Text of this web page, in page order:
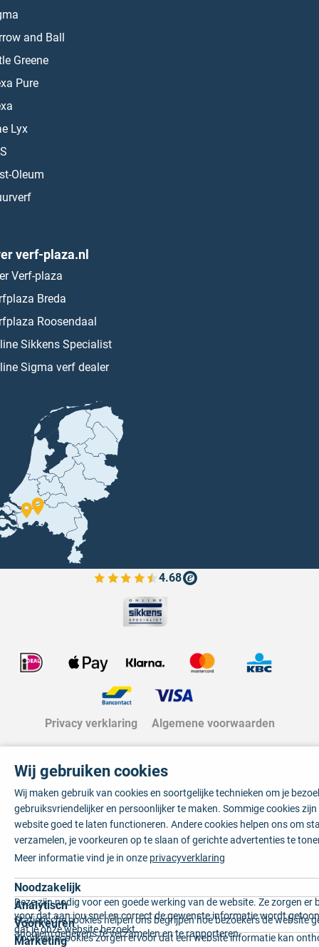
and Ball
Greene
Pure
Lyx
Oleum
verf-plaza.nl
Verf-plaza
Breda
Roosendaal
Sikkens Specialist
Sigma verf dealer
4.68
Bekijk de verfplaza beoordelingen
Privacy verklaring Algemene voorwaarden
Wij gebruiken cookies
Wij maken gebruik van cookies en soortgelijke technieken om je
gebruiksvriendelijker en persoonlijker te maken. Sommige cookies
website goed te laten functioneren. Andere cookies helpen ons om
verzamelen, je voorkeuren op te slaan of gerichte advertenties te
Meer informatie vind je in onze privacyverklaring
Noodzakelijk
Deze zijn nodig voor een goede werking van de website. Ze zorgen er
voor dat aan jou snel en correct de gewenste informatie wordt
dat je onze website bezoekt.
Analytisch
Statistische cookies helpen ons begrijpen hoe bezoekers de website
anoniem gegevens te verzamelen en te rapporteren.
Voorkeuren
Voorkeurscookies zorgen ervoor dat een website informatie kan
Marketing